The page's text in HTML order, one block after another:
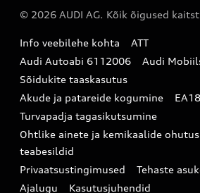
Audi konfiguraator (konfiguraator
Garantiitingimused
Broneeri teenindus
Infopäring
Audi uudised
myAudi
Uudiskiri
© 2026 AUDI AG. Kõik õigused
Info veebilehe kohta
ATT
Audi Autoabi 6112006
Audi
Sõidukite taaskasutus
Akude ja patareide kogumine
Turvapadja tagasikutsumine
Ohtlike ainete ja kemikaalide
teabesildid
Privaatsustingimused
Tehaste
Ajalugu
Kasutusjuhendid